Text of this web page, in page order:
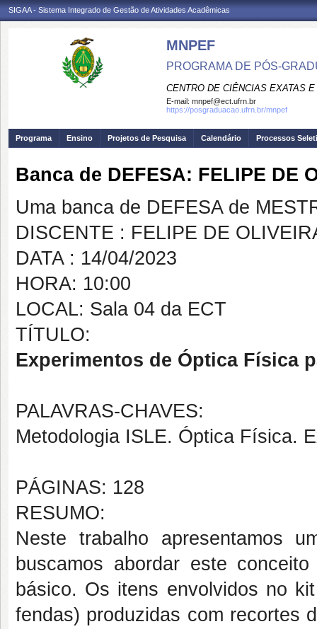
SIGAA - Sistema Integrado de Gestão de Atividades Acadêmicas
MNPEF
PROGRAMA DE PÓS-
CENTRO DE CIÊNCIAS EXATAS
E-mail: mnpef@ect.ufrn.br
https://posgraduacao.ufrn.br/mnpef
Programa Ensino Projetos de Pesquisa Calendário Processos
Banca de DEFESA: FELIPE DE
Uma banca de DEFESA de
DISCENTE : FELIPE DE
DATA : 14/04/2023
HORA: 10:00
LOCAL: Sala 04 da ECT
TÍTULO:
Experimentos de Óptica Física
PALAVRAS-CHAVES:
Metodologia ISLE. Óptica Física.
PÁGINAS: 128
RESUMO:
Neste trabalho apresentamos
buscamos abordar este
básico. Os itens envolvidos no
fendas) produzidas com recortes